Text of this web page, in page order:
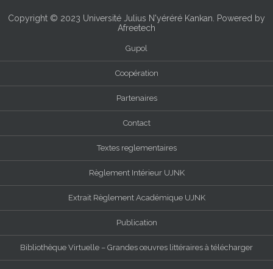
Gupol
Coopération
Partenaires
Contact
Textes reglementaires
Règlement Intérieur UJNK
Extrait Règlement Académique UJNK
Publication
Bibliothèque Virtuelle – Grandes œuvres littéraires à télécharger
Copyright © 2023 Université Julius N'yéréré Kankan . Powered by
Afreetech